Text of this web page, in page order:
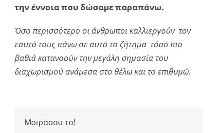
την έννοια που δώσαμε παραπάνω.
Όσο περισσότερο οι άνθρωποι καλλιεργούν τον
εαυτό τους πάνω σε αυτό το ζήτημα τόσο πιο
βαθιά κατανοούν την μεγάλη σημασία του
διαχωρισμού ανάμεσα στο θέλω και το επιθυμώ.
Μοιράσου το!